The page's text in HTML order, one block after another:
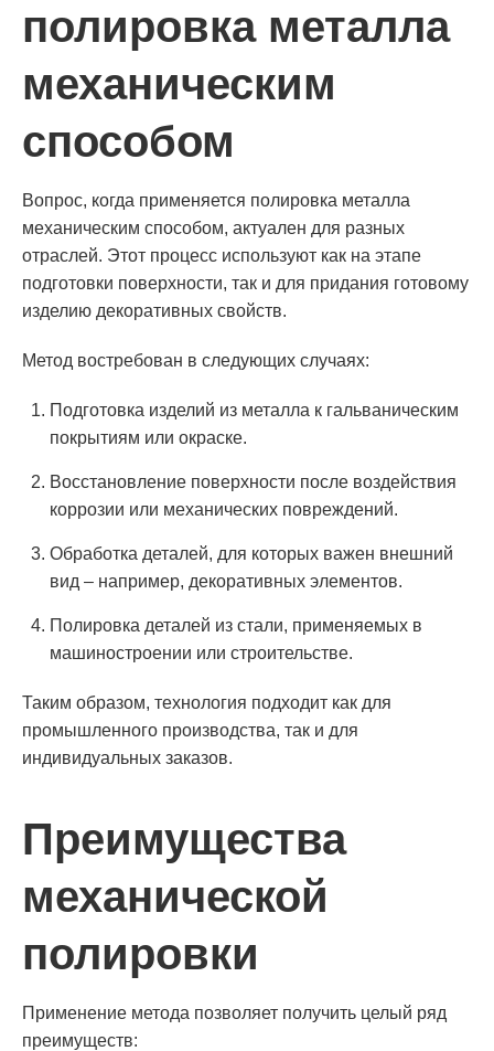
полировка металла
механическим
способом
Вопрос, когда применяется полировка металла
механическим способом, актуален для разных
отраслей. Этот процесс используют как на этапе
подготовки поверхности, так и для придания готовому
изделию декоративных свойств.
Метод востребован в следующих случаях:
Подготовка изделий из металла к гальваническим
покрытиям или окраске.
Восстановление поверхности после воздействия
коррозии или механических повреждений.
Обработка деталей, для которых важен внешний
вид – например, декоративных элементов.
Полировка деталей из стали, применяемых в
машиностроении или строительстве.
Таким образом, технология подходит как для
промышленного производства, так и для
индивидуальных заказов.
Преимущества
механической
полировки
Применение метода позволяет получить целый ряд
преимуществ: